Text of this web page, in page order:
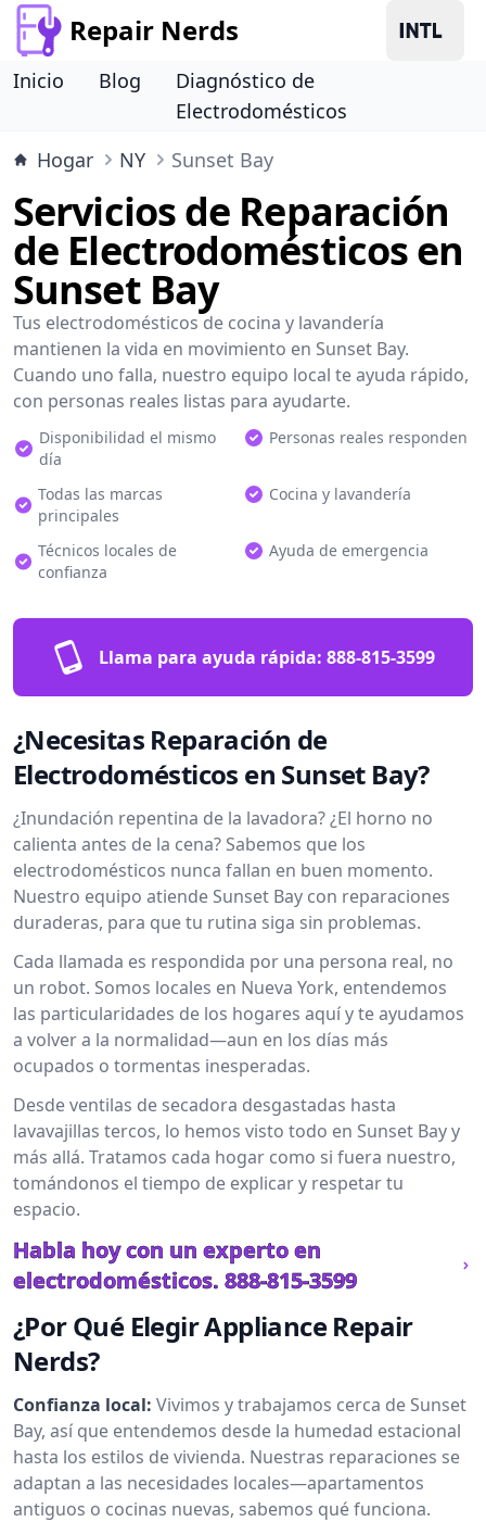
Repair Nerds
Inicio Blog
Diagnóstico de
Electrodomésticos
Hogar
NY Sunset Bay
Servicios de Reparación
de Electrodomésticos en
Sunset Bay
Tus electrodomésticos de cocina y lavandería
mantienen la vida en movimiento en Sunset Bay.
Cuando uno falla, nuestro equipo local te ayuda rápido,
con personas reales listas para ayudarte.
Disponibilidad el mismo
día
Personas reales responden
Todas las marcas
principales
Cocina y lavandería
Técnicos locales de
confianza
Ayuda de emergencia
Llama para ayuda rápida: 888-815-3599
¿Necesitas Reparación de
Electrodomésticos en Sunset Bay?
¿Inundación repentina de la lavadora? ¿El horno no
calienta antes de la cena? Sabemos que los
electrodomésticos nunca fallan en buen momento.
Nuestro equipo atiende Sunset Bay con reparaciones
duraderas, para que tu rutina siga sin problemas.
Cada llamada es respondida por una persona real, no
un robot. Somos locales en Nueva York, entendemos
las particularidades de los hogares aquí y te ayudamos
a volver a la normalidad—aun en los días más
ocupados o tormentas inesperadas.
Desde ventilas de secadora desgastadas hasta
lavavajillas tercos, lo hemos visto todo en Sunset Bay y
más allá. Tratamos cada hogar como si fuera nuestro,
tomándonos el tiempo de explicar y respetar tu
espacio.
Habla hoy con un experto en
electrodomésticos. 888-815-3599
¿Por Qué Elegir Appliance Repair
Nerds?
Confianza local: Vivimos y trabajamos cerca de Sunset
Bay, así que entendemos desde la humedad estacional
hasta los estilos de vivienda. Nuestras reparaciones se
adaptan a las necesidades locales—apartamentos
antiguos o cocinas nuevas, sabemos qué funciona.